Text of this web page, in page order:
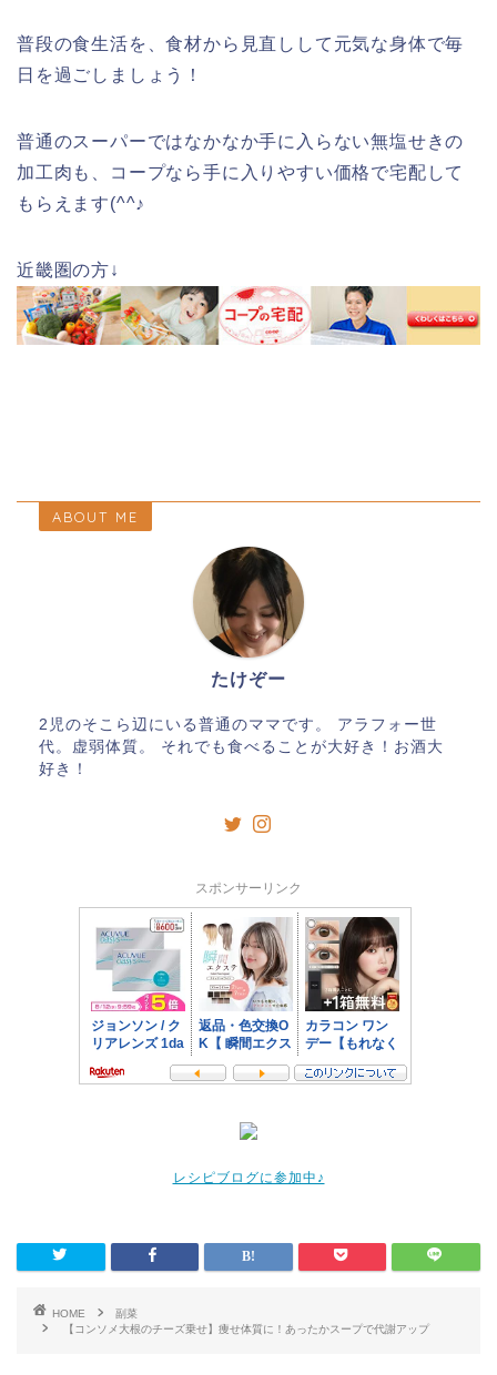
普段の食生活を、食材から見直しして元気な身体で毎
日を過ごしましょう！
普通のスーパーではなかなか手に入らない無塩せきの
加工肉も、コープなら手に入りやすい価格で宅配して
もらえます(^^♪
近畿圏の方↓
ABOUT ME
たけぞー
2児のそこら辺にいる普通のママです。 アラフォー世
代。虚弱体質。 それでも食べることが大好き！お酒大
好き！
スポンサーリンク
レシピブログに参加中♪
HOME
副菜
【コンソメ大根のチーズ乗せ】痩せ体質に！あったかスープで代謝アップ